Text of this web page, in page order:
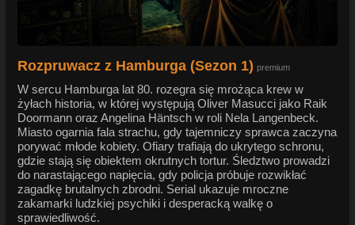
Rozpruwacz z Hamburga (Sezon 1) premium
W sercu Hamburga lat 80. rozegra się mrożąca krew w
żyłach historia, w której występują Oliver Masucci jako Raik
Doormann oraz Angelina Häntsch w roli Nela Langenbeck.
Miasto ogarnia fala strachu, gdy tajemniczy sprawca zaczyna
porywać młode kobiety. Ofiary trafiają do ukrytego schronu,
gdzie stają się obiektem okrutnych tortur. Śledztwo prowadzi
do narastającego napięcia, gdy policja próbuje rozwikłać
zagadkę brutalnych zbrodni. Serial ukazuje mroczne
zakamarki ludzkiej psychiki i desperacką walkę o
sprawiedliwość.